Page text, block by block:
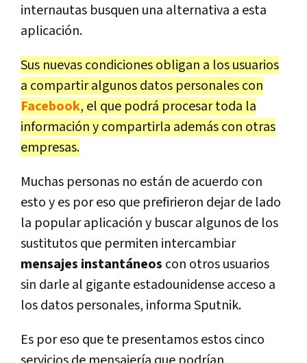
internautas busquen una alternativa a esta
aplicación.
Sus nuevas condiciones obligan a los usuarios
a compartir algunos datos personales con
Facebook, el que podrá procesar toda la
información y compartirla además con otras
empresas.
Muchas personas no están de acuerdo con
esto y es por eso que prefirieron dejar de lado
la popular aplicación y buscar algunos de los
sustitutos que permiten intercambiar
mensajes instantáneos con otros usuarios
sin darle al gigante estadounidense acceso a
los datos personales, informa Sputnik.
Es por eso que te presentamos estos cinco